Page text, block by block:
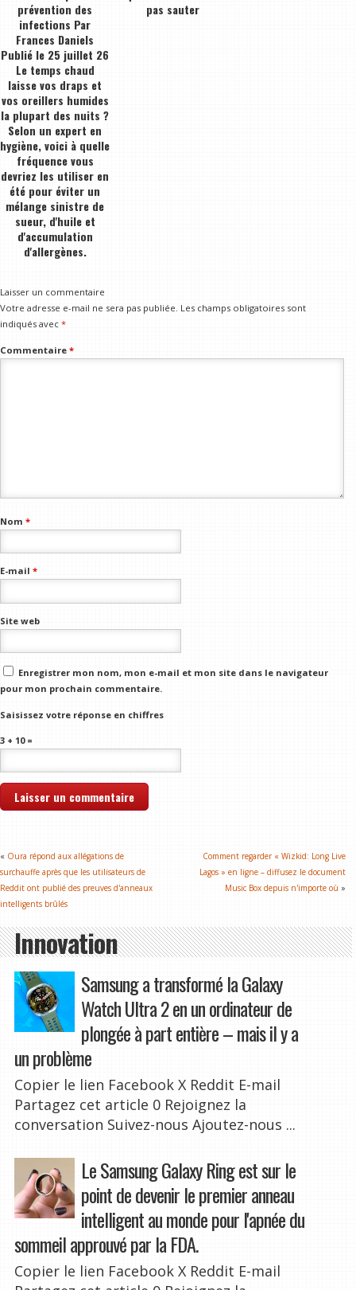
prévention des
infections Par
Frances Daniels
Publié le 25 juillet 26
Le temps chaud
laisse vos draps et
vos oreillers humides
la plupart des nuits ?
Selon un expert en
hygiène, voici à quelle
fréquence vous
devriez les utiliser en
été pour éviter un
mélange sinistre de
sueur, d'huile et
d'accumulation
d'allergènes.
pas sauter
Laisser un commentaire
Votre adresse e-mail ne sera pas publiée. Les champs obligatoires sont
indiqués avec *
Commentaire *
Nom *
E-mail *
Site web
Enregistrer mon nom, mon e-mail et mon site dans le navigateur
pour mon prochain commentaire.
Saisissez votre réponse en chiffres
3 + 10 =
« Oura répond aux allégations de
surchauffe après que les utilisateurs de
Reddit ont publié des preuves d'anneaux
intelligents brûlés
Comment regarder « Wizkid: Long Live
Lagos » en ligne – diffusez le document
Music Box depuis n'importe où »
Innovation
Samsung a transformé la Galaxy
Watch Ultra 2 en un ordinateur de
plongée à part entière – mais il y a
un problème
Copier le lien Facebook X Reddit E-mail
Partagez cet article 0 Rejoignez la
conversation Suivez-nous Ajoutez-nous ...
Le Samsung Galaxy Ring est sur le
point de devenir le premier anneau
intelligent au monde pour l'apnée du
sommeil approuvé par la FDA.
Copier le lien Facebook X Reddit E-mail